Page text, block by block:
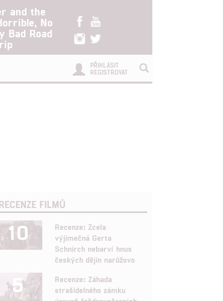
and the
No
Bad Road
PŘIHLÁSIT
REGISTROVAT
FILMŮ
10
Recenze: Zcela
výjimečná Gerta
Schnirch nebarví hnus
českých dějin narůžovo
5
Recenze: Záhada
strašidelného zámku